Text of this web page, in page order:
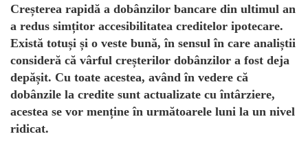
Creșterea rapidă a dobânzilor bancare din ultimul an
a redus simțitor accesibilitatea creditelor ipotecare.
Există totuși și o veste bună, în sensul în care analiștii
consideră că vârful creșterilor dobânzilor a fost deja
depășit. Cu toate acestea, având în vedere că
dobânzile la credite sunt actualizate cu întârziere,
acestea se vor menține în următoarele luni la un nivel
ridicat.